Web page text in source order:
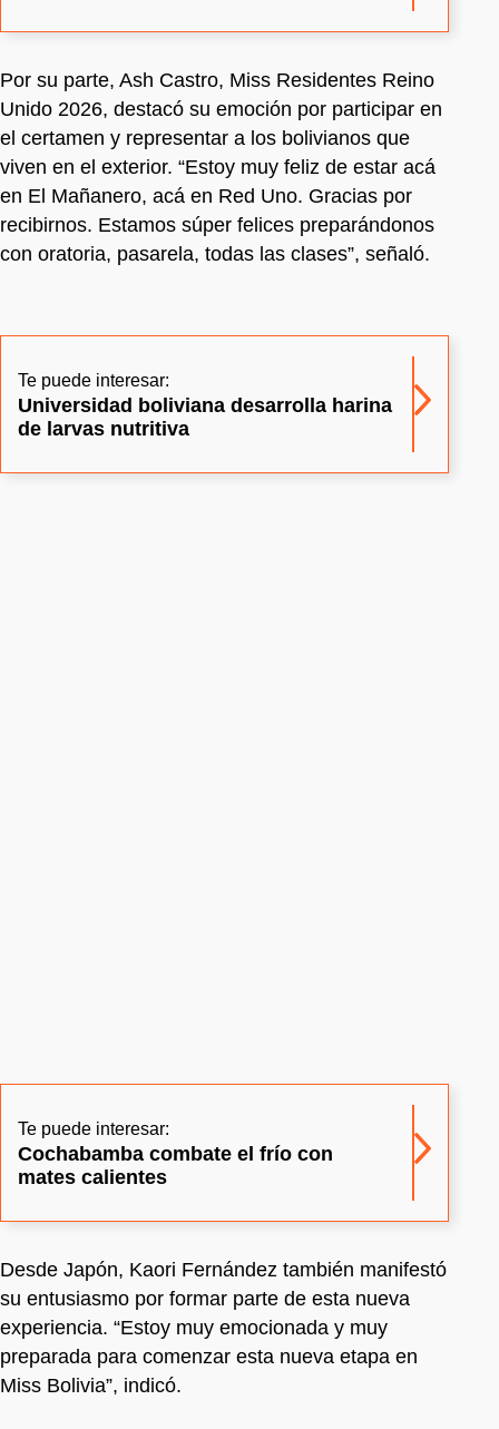
Por su parte, Ash Castro, Miss Residentes Reino
Unido 2026, destacó su emoción por participar en
el certamen y representar a los bolivianos que
viven en el exterior. “Estoy muy feliz de estar acá
en El Mañanero, acá en Red Uno. Gracias por
recibirnos. Estamos súper felices preparándonos
con oratoria, pasarela, todas las clases”, señaló.
Te puede interesar:
Universidad boliviana desarrolla harina
de larvas nutritiva
Te puede interesar:
Cochabamba combate el frío con
mates calientes
Desde Japón, Kaori Fernández también manifestó
su entusiasmo por formar parte de esta nueva
experiencia. “Estoy muy emocionada y muy
preparada para comenzar esta nueva etapa en
Miss Bolivia”, indicó.